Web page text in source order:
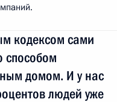
кодексом сами
способом
домом. И у нас
людей уже